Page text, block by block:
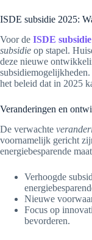
ISDE subsidie 2025:
Voor de ISDE
subsidie op stapel.
deze nieuwe
het beleid dat in 2025
Veranderingen en
De verwachte
voornamelijk gericht
energiebesparende
Verhoogde
Nieuwe
Focus op
bevorderen.